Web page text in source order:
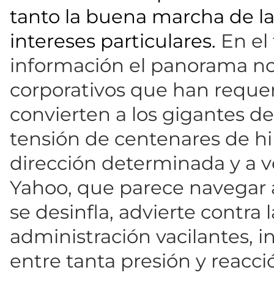
tanto la buena marcha de
intereses particulares. En
información el panorama
corporativos que han
convierten a los gigantes
tensión de centenares de
dirección determinada y a
Yahoo, que parece
se desinfla, advierte contra
administración vacilantes,
entre tanta presión y